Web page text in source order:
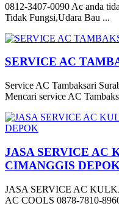
0812-3407-0090 Ac anda
Tidak Fungsi,Udara Bau ...
SERVICE AC
Service AC Tambaksari
Mencari service AC
JASA SERVICE AC
CIMANGGIS DEPOK
JASA SERVICE AC
AC COOLS 0878-7810-